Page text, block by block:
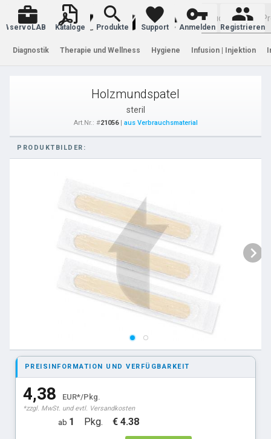
Warenkorb
servoLAB Kataloge Produkte Support Anmelden Registrieren
Diagnostik Therapie und Wellness Hygiene Infusion | Injektion
Holzmundspatel
steril
Art.Nr.: #21056| aus Verbrauchsmaterial
PRODUKTBILDER:
PREISINFORMATION UND VERFÜGBARKEIT
4,38 EUR*/Pkg.
*zzgl. MwSt. und evtl. Versandkosten
ab 1 Pkg. € 4.38